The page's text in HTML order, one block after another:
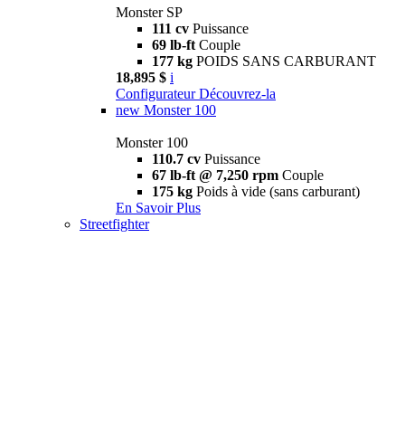
Monster SP
111 cv Puissance
69 lb-ft Couple
177 kg POIDS SANS CARBURANT
18,895 $ i
Configurateur Découvrez-la
new Monster 100
Monster 100
110.7 cv Puissance
67 lb-ft @ 7,250 rpm Couple
175 kg Poids à vide (sans carburant)
En Savoir Plus
Streetfighter